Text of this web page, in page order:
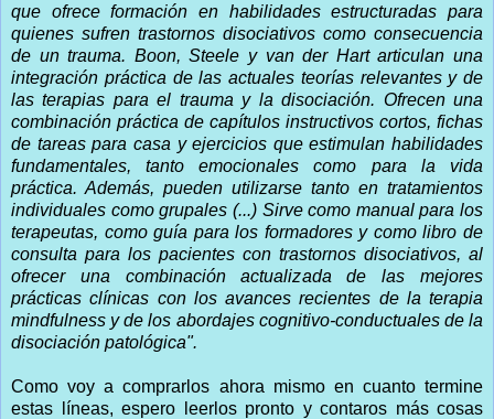
que ofrece formación en habilidades estructuradas para
quienes sufren trastornos disociativos como consecuencia
de un trauma. Boon, Steele y van der Hart articulan una
integración práctica de las actuales teorías relevantes y de
las terapias para el trauma y la disociación. Ofrecen una
combinación práctica de capítulos instructivos cortos, fichas
de tareas para casa y ejercicios que estimulan habilidades
fundamentales, tanto emocionales como para la vida
práctica. Además, pueden utilizarse tanto en tratamientos
individuales como grupales (...) Sirve como manual para los
terapeutas, como guía para los formadores y como libro de
consulta para los pacientes con trastornos disociativos, al
ofrecer una combinación actualizada de las mejores
prácticas clínicas con los avances recientes de la terapia
mindfulness y de los abordajes cognitivo-conductuales de la
disociación patológica".
Como voy a comprarlos ahora mismo en cuanto termine
estas líneas, espero leerlos pronto y contaros más cosas